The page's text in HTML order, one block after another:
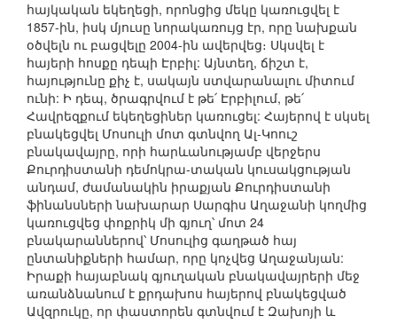
հայկական եկեղեցի, որոնցից մեկը կառուցվել է
1857-ին, իսկ մյուսը նորակառույց էր, որը նախքան
օծվելն ու բացվելը 2004-ին ավերվեց։ Սկսվել է
հայերի հոսքը դեպի Էրբիլ: Այնտեղ, ճիշտ է,
հայությունը քիչ է, սակայն ստվարանալու միտում
ունի: Ի դեպ, ծրագրվում է թե՛ Էրբիլում, թե՛
Հավրեզքում եկեղեցիներ կառուցել: Հայերով է սկսել
բնակեցվել Մոսուլի մոտ գտնվող Ալ-Կոուշ
բնակավայրը, որի հարևանությամբ վերջերս
Քուրդիստանի դեմոկրա-տական կուսակցության
անդամ, ժամանակին իրաքյան Քուրդիստանի
ֆինանսների նախարար Սարգիս Աղաջանի կողմից
կառուցվեց փոքրիկ մի գյուղ՝ մոտ 24
բնակարաններով՝ Մոսուլից գաղթած հայ
ընտանիքների համար, որը կոչվեց Աղաջանյան:
Իրաքի հայաբնակ գյուղական բնակավայրերի մեջ
առանձնանում է քրդախոս հայերով բնակեցված
Ավզրուկը, որ փաստորեն գտնվում է Զախոյի և